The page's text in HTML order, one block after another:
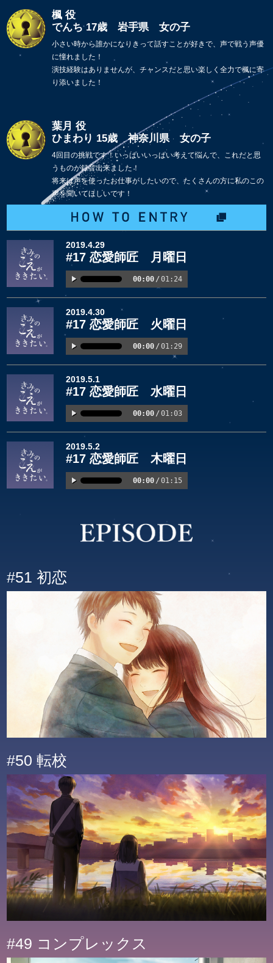
楓 役
でんち 17歳 岩手県 女の子
小さい時から誰かになりきって話すことが好きで、声で戦う声優
に憧れました！
演技経験はありませんが、チャンスだと思い楽しく全力で楓に寄
り添いました！
葉月 役
ひまわり 15歳 神奈川県 女の子
4回目の挑戦です！いっぱいいっぱい考えて悩んで、これだと思
うものが録音出来ました！
将来は声を使ったお仕事がしたいので、たくさんの方に私のこの
声を聞いてほしいです！
2019.4.29
#17 恋愛師匠 月曜日
00:00 /01:24
2019.4.30
#17 恋愛師匠 火曜日
00:00 /01:29
2019.5.1
#17 恋愛師匠 水曜日
00:00 /01:03
2019.5.2
#17 恋愛師匠 木曜日
00:00 /01:15
#51 初恋
#50 転校
#49 コンプレックス